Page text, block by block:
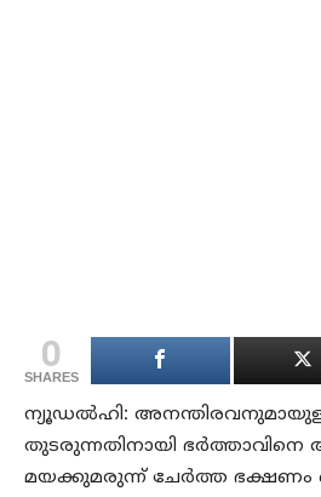
0
SHARES
ന്യൂഡല്‍ഹി:
തുടരുന്നതിനായി ഭര്‍ത്താവിനെ
മയക്കുമരുന്ന് ചേര്‍ത്ത